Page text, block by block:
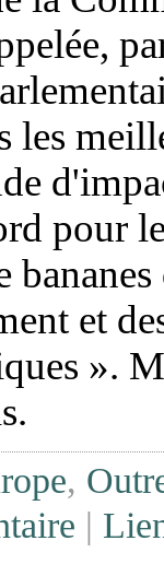
les
pour
bananes
et
».
,
|